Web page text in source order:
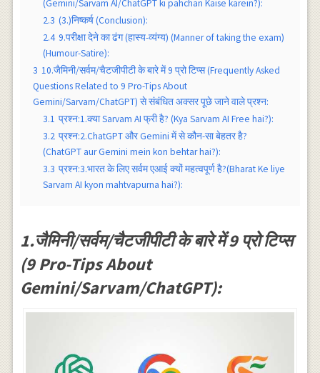
(Gemini/Sarvam AI/ChatGPT ki pahchan Kaise karein?):
2.3 (3.)निष्कर्ष (Conclusion):
2.4 9.परीक्षा देने का ढंग (हास्य-व्यंग्य) (Manner of taking the exam)
(Humour-Satire):
3 10.जैमिनी/सर्वम/चैटजीपीटी के बारे में 9 प्रो टिप्स (Frequently Asked
Questions Related to 9 Pro-Tips About
Gemini/Sarvam/ChatGPT) से संबंधित अक्सर पूछे जाने वाले प्रश्न:
3.1 प्रश्न:1.क्या Sarvam AI फ्री है? (Kya Sarvam AI Free hai?):
3.2 प्रश्न:2.ChatGPT और Gemini में से कौन-सा बेहतर है?
(ChatGPT aur Gemini mein kon behtar hai?):
3.3 प्रश्न:3.भारत के लिए सर्वम एआई क्यों महत्वपूर्ण है?(Bharat Ke liye
Sarvam AI kyon mahtvapurna hai?):
1.जैमिनी/सर्वम/चैटजीपीटी के बारे में 9 प्रो टिप्स
(9 Pro-Tips About
Gemini/Sarvam/ChatGPT):